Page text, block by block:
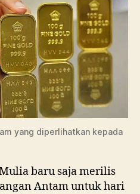
Jelang
Lebaran
yang diperlihatkan kepada
baru saja merilis
Antam untuk hari